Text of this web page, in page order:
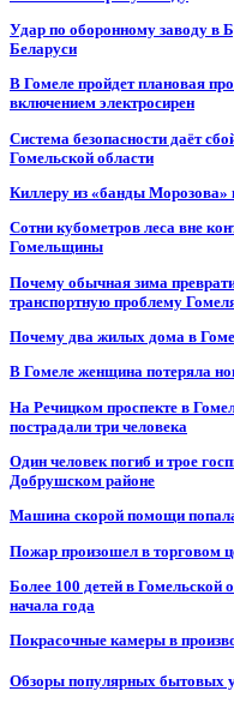
Удар по оборонному заводу в
Беларуси
В Гомеле пройдет плановая
включением электросирен
Система безопасности даёт
Гомельской области
Киллеру из «банды Морозова»
Сотни кубометров леса вне
Гомельщины
Почему обычная зима
транспортную проблему
Почему два жилых дома в
В Гомеле женщина потеряла
На Речицком проспекте в
пострадали три человека
Один человек погиб и трое
Добрушском районе
Машина скорой помощи
Пожар произошел в торговом
Более 100 детей в Гомельской
начала года
Покрасочные камеры в
Обзоры популярных бытовых